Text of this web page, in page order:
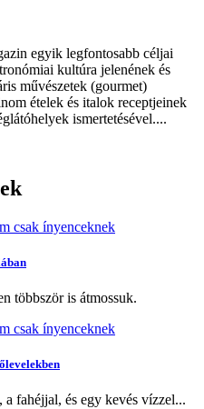
egyik legfontosabb céljai
kultúra jelenének és
művészetek (gourmet)
ételek és italok receptjeinek
ismertetésével....
többször is átmossuk.
a fahéjjal, és egy kevés vízzel...